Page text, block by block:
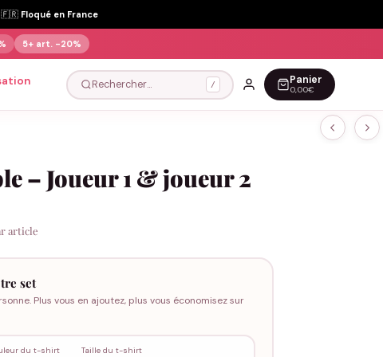
🇫🇷 Floqué en France
5+ art. -20%
Rechercher… / Panier
0,00€
– Joueur 1 & joueur 2
article
set
Plus vous en ajoutez, plus vous économisez sur
du t-shirt Taille du t-shirt